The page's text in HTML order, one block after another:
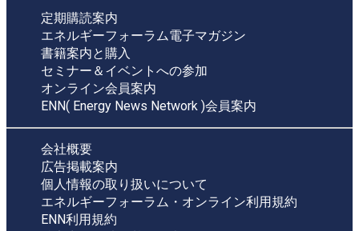
定期購読案内
エネルギーフォーラム電子マガジン
書籍案内と購入
セミナー＆イベントへの参加
オンライン会員案内
ENN( Energy News Network )会員案内
会社概要
広告掲載案内
個人情報の取り扱いについて
エネルギーフォーラム・オンライン利用規約
ENN利用規約